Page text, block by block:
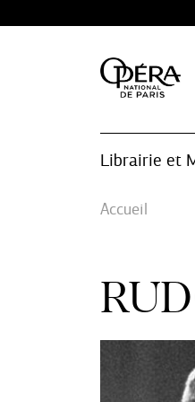
Librairie et
Accueil